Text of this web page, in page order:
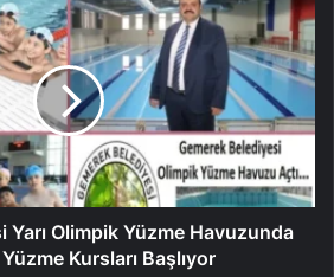
Yarı Olimpik Yüzme Havuzunda
Kursları Başlıyor